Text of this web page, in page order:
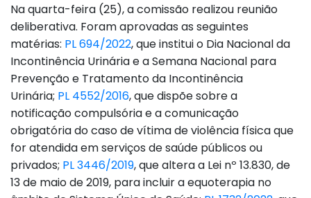
Na quarta-feira (25), a comissão realizou reunião
deliberativa. Foram aprovadas as seguintes
matérias: PL 694/2022, que institui o Dia Nacional da
Incontinência Urinária e a Semana Nacional para
Prevenção e Tratamento da Incontinência
Urinária; PL 4552/2016, que dispõe sobre a
notificação compulsória e a comunicação
obrigatória do caso de vítima de violência física que
for atendida em serviços de saúde públicos ou
privados; PL 3446/2019, que altera a Lei nº 13.830, de
13 de maio de 2019, para incluir a equoterapia no